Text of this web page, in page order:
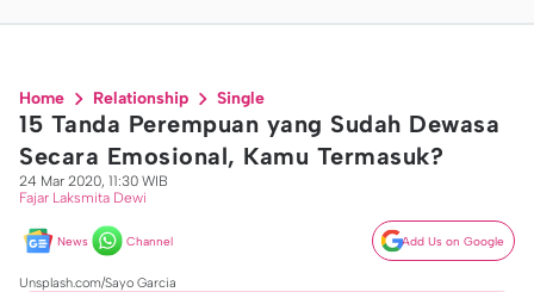
Home Relationship Single
15 Tanda Perempuan yang Sudah Dewasa
Secara Emosional, Kamu Termasuk?
24 Mar 2020, 11:30 WIB
Fajar Laksmita Dewi
News Channel Add Us on Google
Unsplash.com/Sayo Garcia